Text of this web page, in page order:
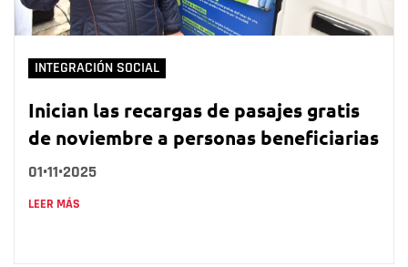
INTEGRACIÓN SOCIAL
Inician las recargas de pasajes gratis
de noviembre a personas beneficiarias
01•11•2025
LEER MÁS